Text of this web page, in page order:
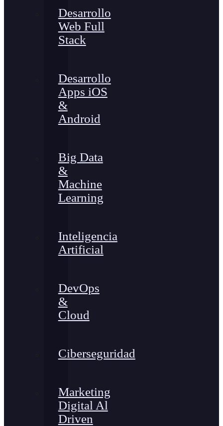
Desarrollo
Web Full
Stack
Desarrollo
Apps iOS
&
Android
Big Data
&
Machine
Learning
Inteligencia
Artificial
DevOps
&
Cloud
Ciberseguridad
Marketing
Digital Al
Driven